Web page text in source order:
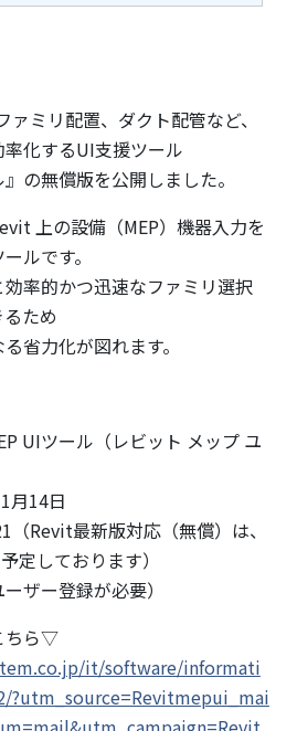
ミリ配置、ダクト配管など、
化するUI支援ツール
の無償版を公開しました。
上の設備（MEP）機器入力を
ルです。
率的かつ迅速なファミリ選択
ため
省力化が図れます。
ツール（レビット メップ ユ
月14日
Revit最新版対応（無償）は、
定しております）
ー登録が必要）
ちら▽
it/software/informati
?utm_source=Revitmepui_mai